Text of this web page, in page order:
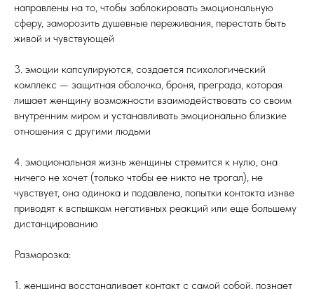
направлены на то, чтобы заблокировать эмоциональную
сферу, заморозить душевные переживания, перестать быть
живой и чувствующей
3. эмоции капсулируются, создается психологический
комплекс — защитная оболочка, броня, преграда, которая
лишает женщину возможности взаимодействовать со своим
внутренним миром и устанавливать эмоционально близкие
отношения с другими людьми
4. эмоциональная жизнь женщины стремится к нулю, она
ничего не хочет (только чтобы ее никто не трогал), не
чувствует, она одинока и подавлена, попытки контакта изнве
приводят к вспышкам негативных реакций или еще большему
дистанцированию
Разморозка:
1. женщина восстаналивает контакт с самой собой, познает